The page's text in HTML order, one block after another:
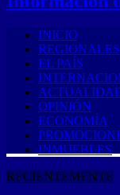
INICIO
REGIONALES
EL PAÍS
OPINIÓN
ECONOMÍA
INMUEBLES
RECIENTEMENTE